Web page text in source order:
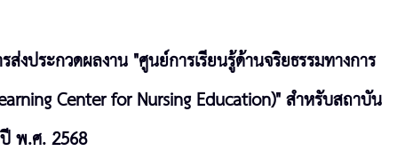
ส่งประกวดผลงาน "ศูนย์การเรียนรู้ด้านจริยธรรมทางการ
Center for Nursing Education)" สำหรับสถาบัน
พ.ศ. 2568